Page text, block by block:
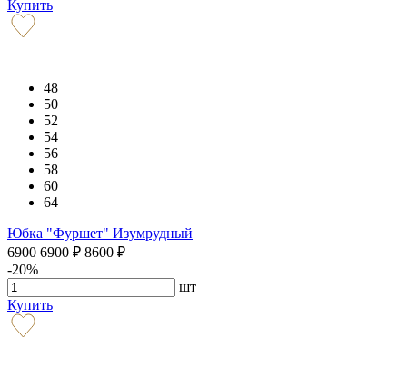
Купить
48
50
52
54
56
58
60
64
Юбка "Фуршет" Изумрудный
6900 6900 ₽ 8600 ₽
-20%
шт
Купить